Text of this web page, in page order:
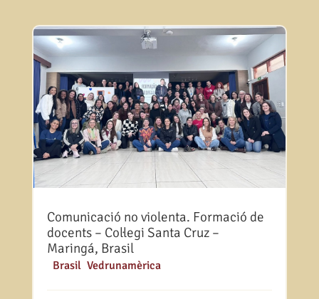
Comunicació no violenta. Formació de
docents – Col·legi Santa Cruz –
Maringá, Brasil
Brasil, Vedrunamèrica